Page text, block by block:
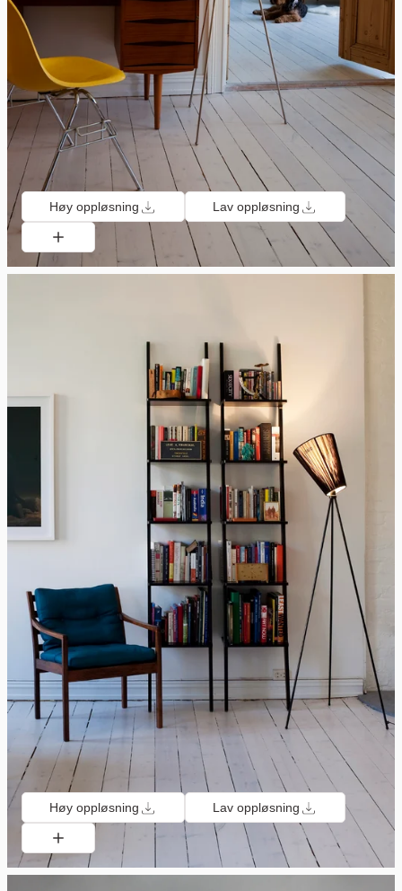
Høy oppløsning Lav oppløsning
Høy oppløsning Lav oppløsning